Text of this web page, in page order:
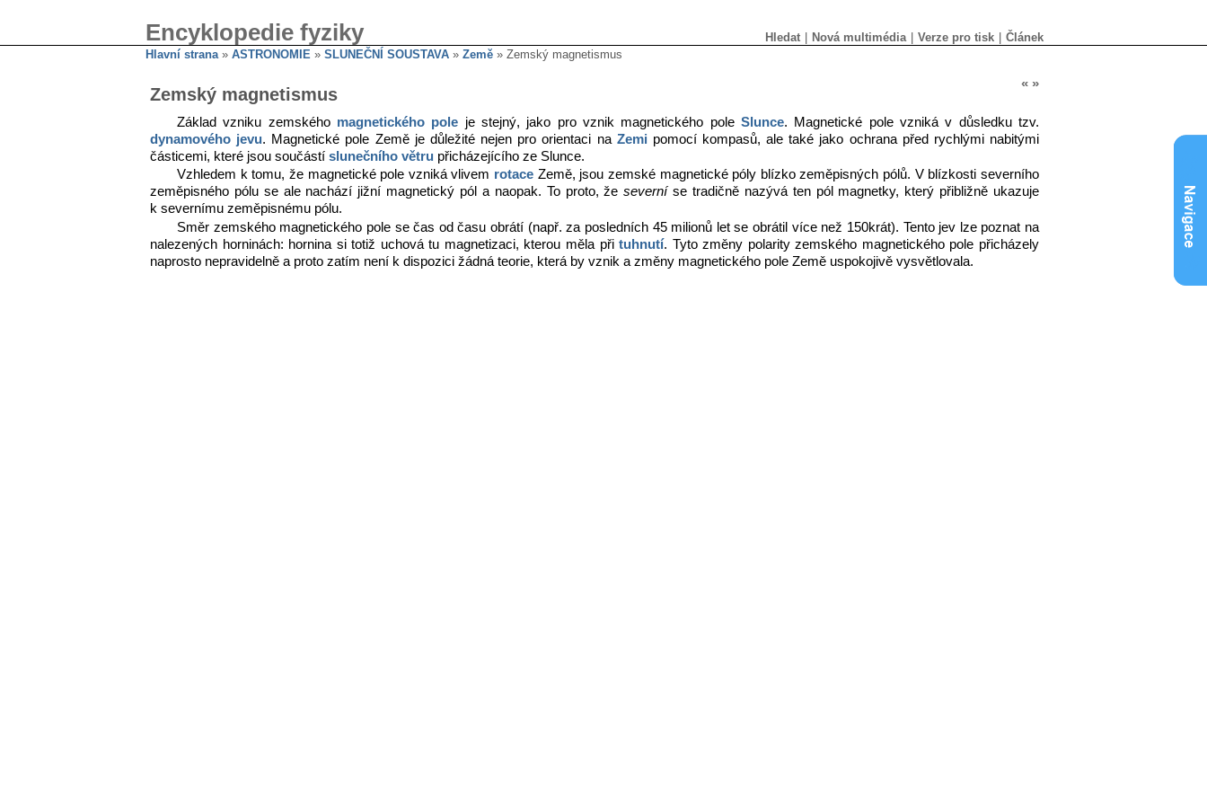
Encyklopedie fyziky Hledat Nová multimédia Verze pro tisk
Článek
Hlavní strana» ASTRONOMIE » SLUNEČNÍ SOUSTAVA » Země » Zemský magnetismus
« »
Zemský magnetismus
Základ vzniku zemského magnetického pole je stejný, jako pro vznik magnetického poleSlunce. Magnetické pole vzniká v důsledku tzv.
dynamového jevu. Magnetické pole Země je důležité nejen pro orientaci na Zemi pomocí kompasů, ale také jako ochrana před rychlými nabitými
částicemi, které jsou součástí slunečního větru přicházejícího ze Slunce.
Vzhledem k tomu, že magnetické pole vzniká vlivem rotace Země, jsou zemské magnetické póly blízko zeměpisných pólů. V blízkosti severního
zeměpisného pólu se ale nachází jižní magnetický pól a naopak. To proto, žeseverníse tradičně nazývá ten pól magnetky, který přibližně ukazuje
k severnímu zeměpisnému pólu.
Směr zemského magnetického pole se čas od času obrátí (např. za posledních 45 milionů let se obrátil více než 150krát). Tento jev lze poznat na
nalezených horninách: hornina si totiž uchová tu magnetizaci, kterou měla přituhnutí. Tyto změny polarity zemského magnetického pole přicházely
naprosto nepravidelně a proto zatím není k dispozici žádná teorie, která by vznik a změny magnetického pole Země uspokojivě vysvětlovala.